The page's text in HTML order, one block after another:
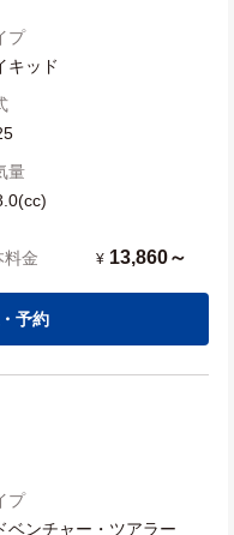
プ
キッド
量
料金 ¥ 13,860～
予約
プ
ベンチャー・ツアラー